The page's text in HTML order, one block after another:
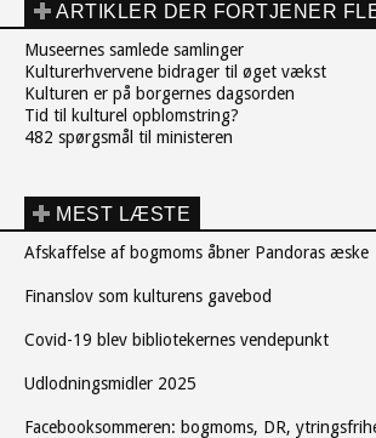
ARTIKLER DER FORTJENER
Museernes samlede samlinger
Kulturerhvervene bidrager til øget vækst
Kulturen er på borgernes dagsorden
Tid til kulturel opblomstring?
482 spørgsmål til ministeren
MEST LÆSTE
Afskaffelse af bogmoms åbner Pandoras æske
Finanslov som kulturens gavebod
Covid-19 blev bibliotekernes vendepunkt
Udlodningsmidler 2025
Facebooksommeren: bogmoms, DR,